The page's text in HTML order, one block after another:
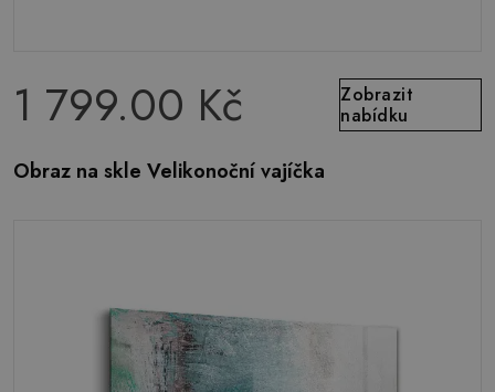
1 799.00 Kč
Zobrazit
nabídku
Obraz na skle Velikonoční vajíčka